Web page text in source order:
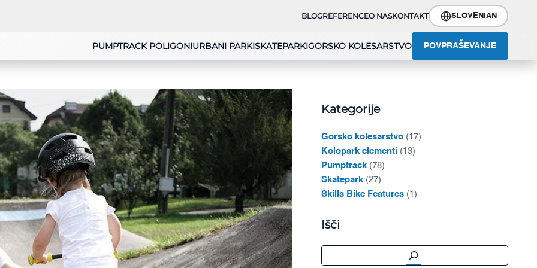
BLOGREFERENCEO NASKONTAKT SLOVENIAN
PUMPTRACK POLIGONIURBANI PARKISKATEPARKIGORSKO KOLESARSTVO POVPRAŠEVANJE
Kategorije
Gorsko kolesarstvo (17)
Kolopark elementi (13)
Pumptrack (78)
Skatepark (27)
Skills Bike Features (1)
Išči